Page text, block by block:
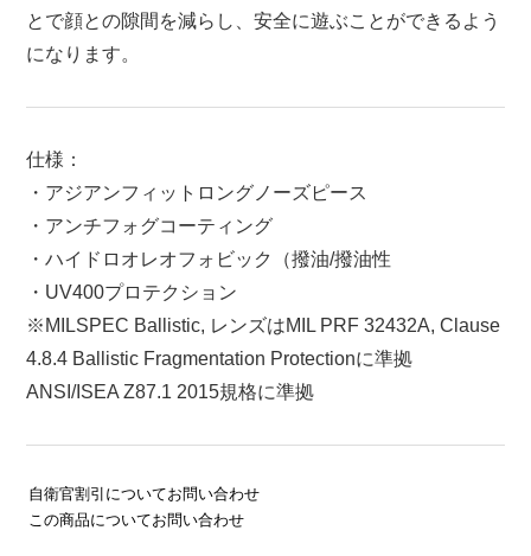
とで顔との隙間を減らし、安全に遊ぶことができるよう
になります。
仕様：
・アジアンフィットロングノーズピース
・アンチフォグコーティング
・ハイドロオレオフォビック（撥油/撥油性
・UV400プロテクション
※MILSPEC Ballistic, レンズはMIL PRF 32432A, Clause
4.8.4 Ballistic Fragmentation Protectionに準拠
ANSI/ISEA Z87.1 2015規格に準拠
自衛官割引についてお問い合わせ
この商品についてお問い合わせ